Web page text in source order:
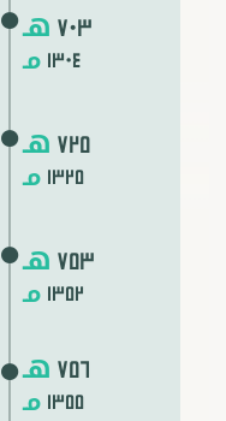
هـ 703
مـ 1304
هـ 725
مـ 1325
هـ 753
مـ 1352
هـ 756
مـ 1355